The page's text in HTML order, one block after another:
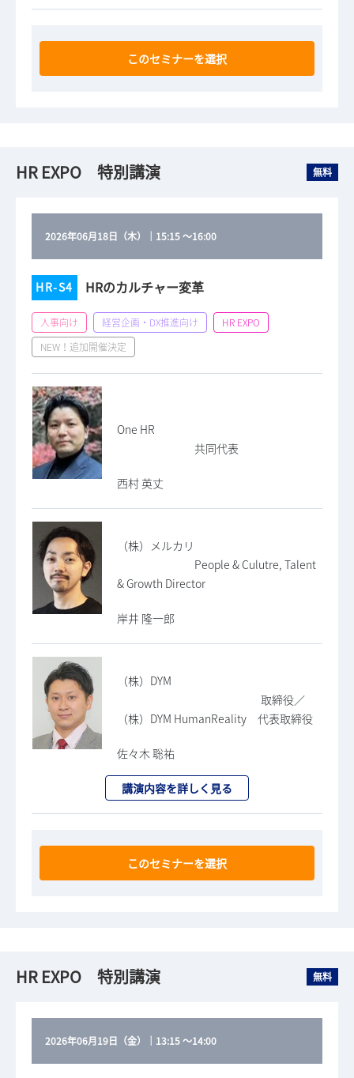
このセミナーを選択
HR EXPO 特別講演 無料
2026年06月18日（木） ｜ 15:15～16:00
HR-S4 HRのカルチャー変革
人事向け 経営企画・DX推進向け
HR EXPO
NEW！追加開催決定
One HR
共同代表
西村 英丈
（株）メルカリ
People & Culutre, Talent
& Growth Director
岸井 隆一郎
（株）DYM
取締役／
（株）DYM HumanReality 代表取締役
佐々木 聡祐
講演内容を詳しく見る
このセミナーを選択
HR EXPO 特別講演 無料
2026年06月19日（金） ｜ 13:15～14:00